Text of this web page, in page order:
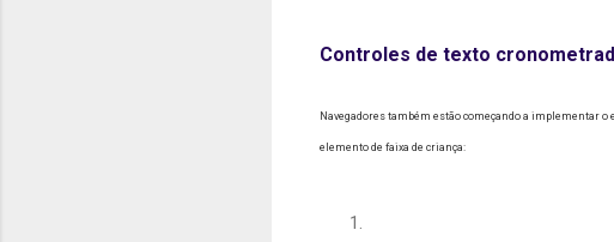
Controles de texto
Navegadores também estão começando a implementar o
elemento de faixa de criança: